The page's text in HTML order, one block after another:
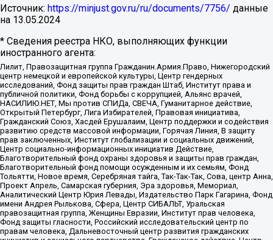
Источник: https://minjust.gov.ru/ru/documents/7756/ данные
на 13.05.2024
* Сведения реестра НКО, выполняющих функции
иностранного агента:
Лилит, Правозащитная группа Гражданин.Армия.Право, Нижегородский
центр немецкой и европейской культуры, Центр гендерных
исследований, Фонд защиты прав граждан Штаб, Институт права и
публичной политики, Фонд борьбы с коррупцией, Альянс врачей,
НАСИЛИЮ.НЕТ, Мы против СПИДа, СВЕЧА, Гуманитарное действие,
Открытый Петербург, Лига Избирателей, Правовая инициатива,
Гражданский Союз, Хасдей Ерушалаим, Центр поддержки и содействия
развитию средств массовой информации, Горячая Линия, В защиту
прав заключенных, Институт глобализации и социальных движений,
Центр социально-информационных инициатив Действие,
Благотворительный фонд охраны здоровья и защиты прав граждан,
Благотворительный фонд помощи осужденным и их семьям, Фонд
Тольятти, Новое время, Серебряная тайга, Так-Так-Так, Сова, центр Анна,
Проект Апрель, Самарская губерния, Эра здоровья, Мемориал,
Аналитический Центр Юрия Левады, Издательство Парк Гагарина, Фонд
имени Андрея Рылькова, Сфера, Центр СИБАЛЬТ, Уральская
правозащитная группа, Женщины Евразии, Институт прав человека,
Фонд защиты гласности, Российский исследовательский центр по
правам человека, Дальневосточный центр развития гражданских